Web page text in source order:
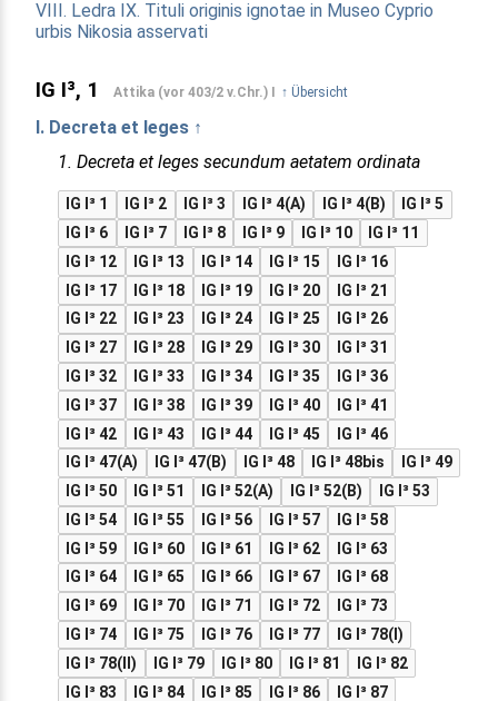
VIII. Ledra IX. Tituli originis ignotae in Museo Cyprio
urbis Nikosia asservati
IG I³, 1 Attika (vor 403/2 v.Chr.) I ↑ Übersicht
I. Decreta et leges ↑
1. Decreta et leges secundum aetatem ordinata
IG I³ 1 IG I³ 2 IG I³ 3 IG I³ 4(A) IG I³ 4(B)
IG I³ 5
IG I³ 6
IG I³ 7 IG I³ 8 IG I³ 9 IG I³ 10
IG I³ 11
IG I³ 12
IG I³ 13 IG I³ 14 IG I³ 15
IG I³ 16
IG I³ 17
IG I³ 18 IG I³ 19 IG I³ 20
IG I³ 21
IG I³ 22
IG I³ 23 IG I³ 24 IG I³ 25
IG I³ 26
IG I³ 27
IG I³ 28 IG I³ 29 IG I³ 30
IG I³ 31
IG I³ 32
IG I³ 33 IG I³ 34 IG I³ 35
IG I³ 36
IG I³ 37
IG I³ 38 IG I³ 39 IG I³ 40
IG I³ 41
IG I³ 42
IG I³ 43 IG I³ 44 IG I³ 45
IG I³ 46
IG I³ 47(A)
IG I³ 47(B) IG I³ 48 IG I³ 48bis
IG I³ 49
IG I³ 50
IG I³ 51 IG I³ 52(A) IG I³ 52(B)
IG I³ 53
IG I³ 54
IG I³ 55 IG I³ 56 IG I³ 57
IG I³ 58
IG I³ 59
IG I³ 60 IG I³ 61 IG I³ 62
IG I³ 63
IG I³ 64
IG I³ 65 IG I³ 66 IG I³ 67
IG I³ 68
IG I³ 69
IG I³ 70 IG I³ 71 IG I³ 72
IG I³ 73
IG I³ 74
IG I³ 75 IG I³ 76 IG I³ 77
IG I³ 78(I)
IG I³ 78(II)
IG I³ 79 IG I³ 80 IG I³ 81
IG I³ 82
IG I³ 83
IG I³ 84 IG I³ 85 IG I³ 86
IG I³ 87